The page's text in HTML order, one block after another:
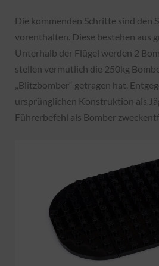
Die kommenden Schritte sind den
vorenthalten. Diese bestehen aus
Unterhalb der Flügel werden 2
stellen vermutlich die 250kg
„Blitzbomber“ getragen hat.
ursprünglichen Konstruktion als
Führerbefehl als Bomber